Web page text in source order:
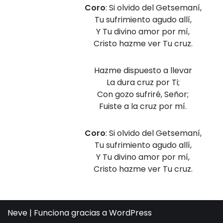
Coro: Si olvido del Getsemaní,
Tu sufrimiento agudo allí,
Y Tu divino amor por mí,
Cristo hazme ver Tu cruz.
Hazme dispuesto a llevar
La dura cruz por Ti;
Con gozo sufriré, Señor;
Fuiste a la cruz por mí.
Coro: Si olvido del Getsemaní,
Tu sufrimiento agudo allí,
Y Tu divino amor por mí,
Cristo hazme ver Tu cruz.
Neve | Funciona gracias aWordPress